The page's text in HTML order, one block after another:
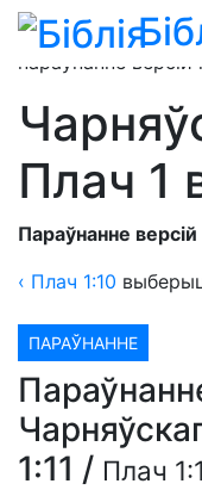
Ераміін Плач 1
параўнанне
Плач 1
Параўнанне
‹ Плач 1:10
ПАРАЎНАННЕ
1:11 / Плач